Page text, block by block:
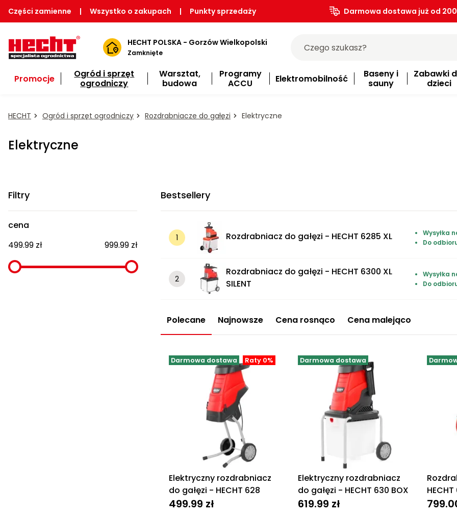
Części zamienne | Wszystko o zakupach | Punkty sprzedaży Darmowa dostawa już od
HECHT POLSKA - Gorzów Wielkopolski
Zamknięte
Promocje
Ogród i sprzęt
ogrodniczy
Warsztat,
budowa
Programy
ACCU
Elektromobilność
Baseny i
sauny
Zabawki
dzieci
HECHT Ogród i sprzęt ogrodniczy Rozdrabniacze do gałęzi Elektryczne
Elektryczne
Bestsellery
Rozdrabniacz do gałęzi - HECHT 6285 XL
Wysyłka
Do
Rozdrabniacz do gałęzi - HECHT 6300 XL
SILENT
Wysyłka
Do
Filtry
cena
499.99 zł
999.99 zł
Polecane Najnowsze Cena rosnąco Cena malejąco
Darmowa dostawa Raty 0%
Elektryczny rozdrabniacz
do gałęzi - HECHT 628
499.99 zł
Darmowa dostawa
Elektryczny rozdrabniacz
do gałęzi - HECHT 630 BOX
619.99 zł